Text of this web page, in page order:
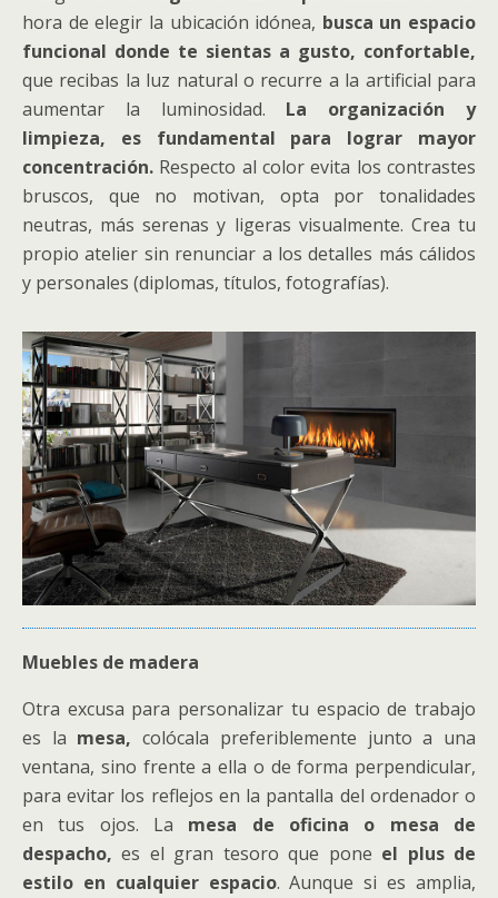
hora de elegir la ubicación idónea, busca un espacio
funcional donde te sientas a gusto, confortable,
que recibas la luz natural o recurre a la artificial para
aumentar la luminosidad. La organización y
limpieza, es fundamental para lograr mayor
concentración. Respecto al color evita los contrastes
bruscos, que no motivan, opta por tonalidades
neutras, más serenas y ligeras visualmente. Crea tu
propio atelier sin renunciar a los detalles más cálidos
y personales (diplomas, títulos, fotografías).
Muebles de madera
Otra excusa para personalizar tu espacio de trabajo
es la mesa,colócala preferiblemente junto a una
ventana, sino frente a ella o de forma perpendicular,
para evitar los reflejos en la pantalla del ordenador o
en tus ojos. La mesa de oficina o mesa de
despacho,es el gran tesoro que pone el plus de
estilo en cualquier espacio. Aunque si es amplia,